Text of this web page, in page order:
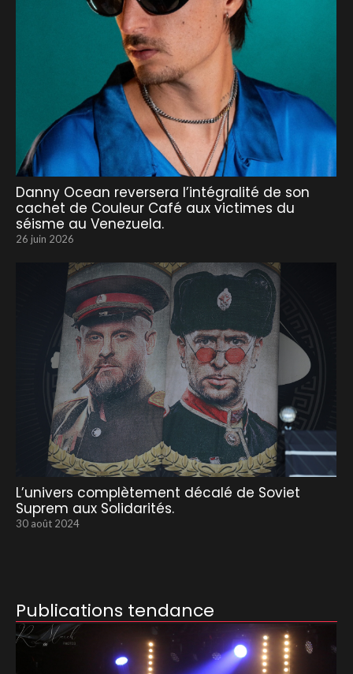
Danny Ocean reversera l’intégralité de son
cachet de Couleur Café aux victimes du
séisme au Venezuela.
26 juin 2026
L’univers complètement décalé de Soviet
Suprem aux Solidarités.
30 août 2024
Publications tendance